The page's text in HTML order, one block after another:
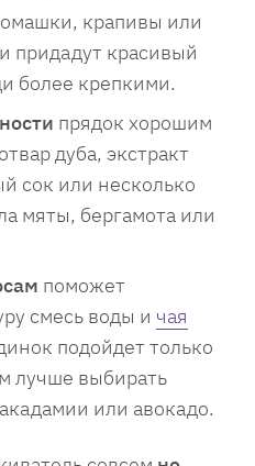
крапивы или
придадут красивый
более крепкими.
прядок хорошим
дуба, экстракт
сок или несколько
мяты, бергамота или
поможет
смесь воды и чая
подойдет только
лучше выбирать
или авокадо.